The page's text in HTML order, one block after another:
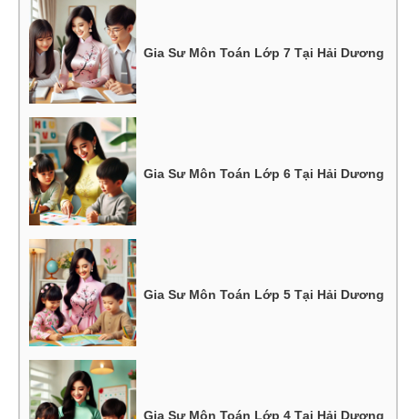
Gia Sư Môn Toán Lớp 7 Tại Hải Dương
Gia Sư Môn Toán Lớp 6 Tại Hải Dương
Gia Sư Môn Toán Lớp 5 Tại Hải Dương
Gia Sư Môn Toán Lớp 4 Tại Hải Dương